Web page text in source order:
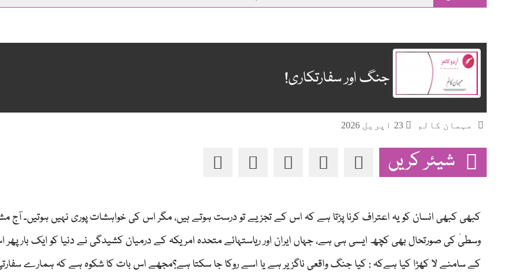
جنگ اور سفارتکاری!
مہمان کالم
شیئر کریں
کبھی کبھی انسان کو یہ اعتراف کرنا پڑتا ہے کہ اس کے تجزیے تو درست ہوتے ہیں، مگر اس کی خواہشات پوری نہیں ہوتیں۔ آج
وسطیٰ کی صورتحال بھی کچھ ایسی ہی ہے، جہاں ایران اور ریاستہائے متحدہ امریکہ کے درمیان کشیدگی نے دنیا کو ایک بار پھر
کے سامنے لا کھڑا کیا ہےکہ : کیا جنگ واقعی ناگزیر ہے یا اسے روکا جا سکتا ہے؟مجھے اس بات کا شکوہ ہے کہ ہمارے